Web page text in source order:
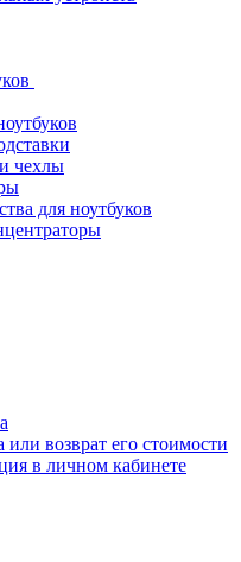
чехлы
для ноутбуков
возврат его стоимости
в личном кабинете